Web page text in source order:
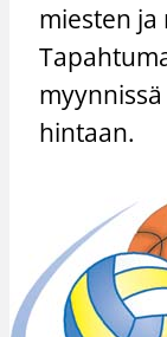
miesten ja
hintaan.